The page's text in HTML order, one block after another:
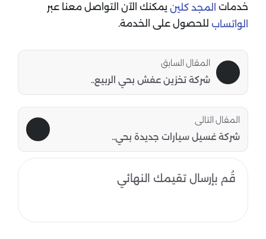
خدمات المجد كلين يمكنك الآن التواصل معنا عبر
الواتساب للحصول على الخدمة.
المقال السابق
شركة تخزين عفش بحي الربيع..
المقال التالى
شركة غسيل سيارات جديدة بحي..
قُم بإرسال تقيمك النهائي